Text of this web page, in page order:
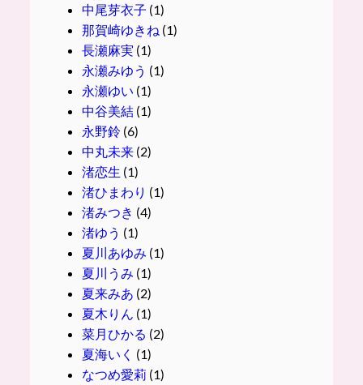
中尾芽衣子 (1)
那賀崎ゆきね (1)
長瀬麻実 (1)
永瀬みゆう (1)
永瀬ゆい (1)
中谷美結(1)
永野鈴(6)
中丸未来(2)
渚恋生 (1)
渚ひまわり (1)
渚みつき (4)
渚ゆう (1)
夏川あゆみ (1)
夏川うみ (1)
夏来みあ (2)
夏木りん (1)
菜月ひかる (2)
夏海いく (1)
なつめ愛莉 (1)